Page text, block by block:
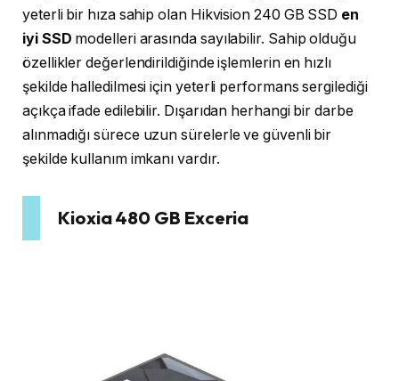
yeterli bir hıza sahip olan Hikvision 240 GB SSD en
iyi SSD modelleri arasında sayılabilir. Sahip olduğu
özellikler değerlendirildiğinde işlemlerin en hızlı
şekilde halledilmesi için yeterli performans sergilediği
açıkça ifade edilebilir. Dışarıdan herhangi bir darbe
alınmadığı sürece uzun sürelerle ve güvenli bir
şekilde kullanım imkanı vardır.
Kioxia 480 GB Exceria